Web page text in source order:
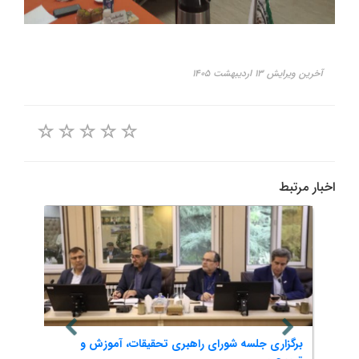
آخرین ویرایش ۱۳ اردیبهشت ۱۴۰۵
اخبار مرتبط
برگزاری جلسه شورای راهبری تحقیقات، آموزش و